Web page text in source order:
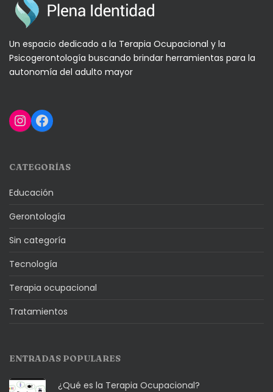
Un espacio dedicado a la Terapia Ocupacional y la
Psicogerontología buscando brindar herramientas para la
autonomía del adulto mayor
Instagram
Facebook
CATEGORÍAS
Educación
Gerontología
Sin categoría
Tecnología
Terapia ocupacional
Tratamientos
ENTRADAS POPULARES
¿Qué es la Terapia Ocupacional?